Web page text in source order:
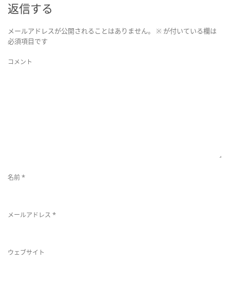
返信する
メールアドレスが公開されることはありません。 ※ が付いている欄は
必須項目です
コメント
名前*
メールアドレス *
ウェブサイト